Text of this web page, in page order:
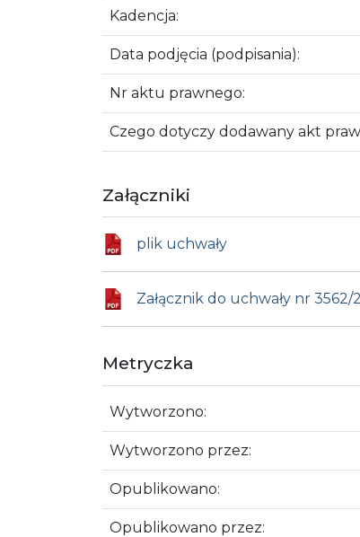
Kadencja:
Data podjęcia (podpisania):
Nr aktu prawnego:
Czego dotyczy dodawany akt
Załączniki
plik uchwały
Załącznik do uchwały nr
Metryczka
Wytworzono:
Wytworzono przez:
Opublikowano:
Opublikowano przez: